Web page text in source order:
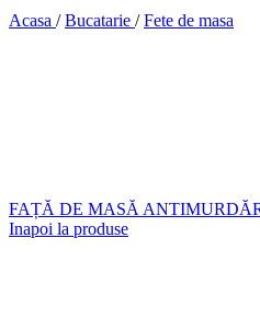
Acasa / Bucatarie / Fete de masa
FAȚĂ DE MASĂ
Inapoi la produse